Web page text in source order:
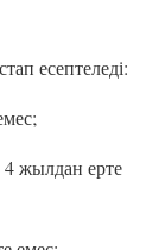
есептеледі:
4 жылдан ерте